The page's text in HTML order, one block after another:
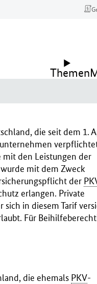
Themen
die seit dem 1.
mit den Leistungen der
mit dem Zweck
der
erlangen. Private
in diesem Tarif
Für
die ehemals PKV-